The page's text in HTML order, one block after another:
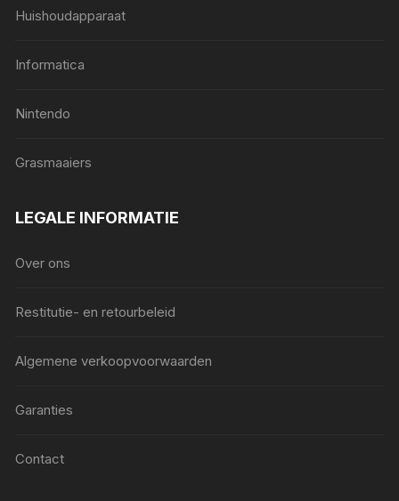
Huishoudapparaat
Informatica
Nintendo
Grasmaaiers
LEGALE INFORMATIE
Over ons
Restitutie- en retourbeleid
Algemene verkoopvoorwaarden
Garanties
Contact